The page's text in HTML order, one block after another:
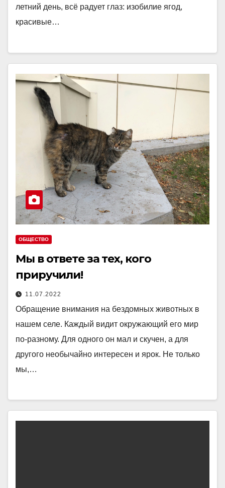
летний день, всё радует глаз: изобилие ягод,
красивые…
ОБЩЕСТВО
Мы в ответе за тех, кого
приручили!
11.07.2022
Обращение внимания на бездомных животных в
нашем селе. Каждый видит окружающий его мир
по-разному. Для одного он мал и скучен, а для
другого необычайно интересен и ярок. Не только
мы,…